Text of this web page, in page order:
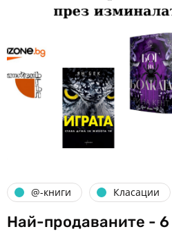
@-книги Класации
Най-продаваните - 6